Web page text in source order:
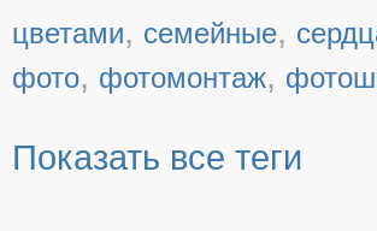
цветами, семейные,
фото, фотомонтаж,
Показать все теги